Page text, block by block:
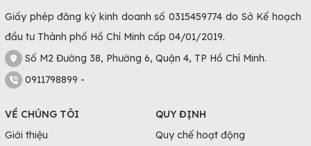
Giấy phép đăng ký kinh doanh số 0315459774 do Sở Kế hoạch
đầu tư Thành phố Hồ Chí Minh cấp 04/01/2019.
Số M2 Đường 38, Phường 6, Quận 4, TP Hồ Chí Minh.
0911798899 -
VỀ CHÚNG TÔI
Giới thiệu
QUY ĐỊNH
Quy chế hoạt động